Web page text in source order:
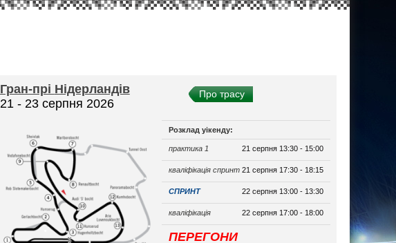
Гран-прі Нідерландів
21 - 23 серпня 2026
Про трасу
Розклад уікенду:
практика 1 21 серпня 13:30 - 15:00
кваліфікація спринт 21 серпня 17:30 - 18:15
СПРИНТ 22 серпня 13:00 - 13:30
кваліфікація 22 серпня 17:00 - 18:00
ПЕРЕГОНИ